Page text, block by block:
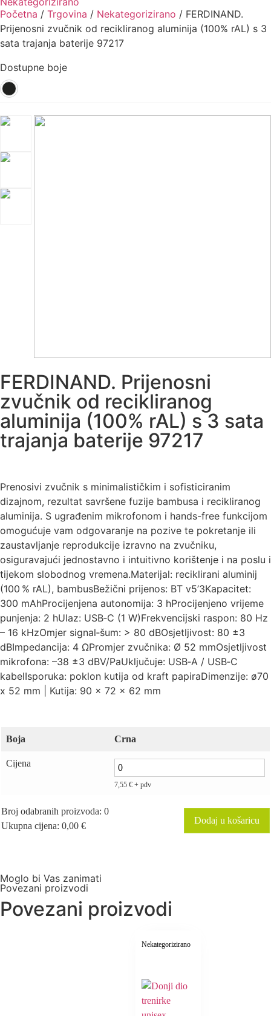
Početna / Trgovina / Nekategorizirano / FERDINAND.
Prijenosni zvučnik od recikliranog aluminija (100% rAL) s 3
sata trajanja baterije 97217
Dostupne boje
FERDINAND. Prijenosni
zvučnik od recikliranog
aluminija (100% rAL) s 3 sata
trajanja baterije 97217
Prenosivi zvučnik s minimalističkim i sofisticiranim
dizajnom, rezultat savršene fuzije bambusa i recikliranog
aluminija. S ugrađenim mikrofonom i hands-free funkcijom
omogućuje vam odgovaranje na pozive te pokretanje ili
zaustavljanje reprodukcije izravno na zvučniku,
osiguravajući jednostavno i intuitivno korištenje i na poslu i
tijekom slobodnog vremena.Materijal: reciklirani aluminij
(100 % rAL), bambusBežični prijenos: BT v5’3Kapacitet:
300 mAhProcijenjena autonomija: 3 hProcijenjeno vrijeme
punjenja: 2 hUlaz: USB‑C (1 W)Frekvencijski raspon: 80 Hz
– 16 kHzOmjer signal‑šum: > 80 dBOsjetljivost: 80 ±3
dBImpedancija: 4 ΩPromjer zvučnika: Ø 52 mmOsjetljivost
mikrofona: –38 ±3 dBV/PaUključuje: USB‑A / USB‑C
kabelIsporuka: poklon kutija od kraft papiraDimenzije: ø70
x 52 mm | Kutija: 90 x 72 x 62 mm
Boja Crna
Cijena
7,55 € + pdv
Broj odabranih proizvoda: 0
Ukupna cijena: 0,00 €
Dodaj u košaricu
Moglo bi Vas zanimati
Povezani proizvodi
Povezani proizvodi
Nekategorizirano